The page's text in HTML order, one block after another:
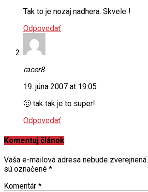
Tak to je nozaj nadhera. Skvele !
Odpovedať
racer8
19. júna 2007 at 19:05
🙂 tak tak je to super!
Odpovedať
Komentuj článok
Vaša e-mailová adresa nebude zverejnená.
sú označené *
Komentár *